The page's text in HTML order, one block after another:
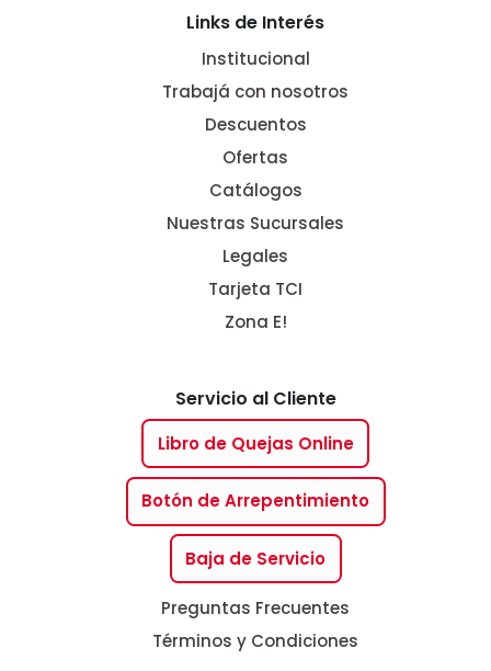
Links de Interés
Institucional
Trabajá con nosotros
Descuentos
Ofertas
Catálogos
Nuestras Sucursales
Legales
Tarjeta TCI
Zona E!
Servicio al Cliente
Libro de Quejas Online
Botón de Arrepentimiento
Baja de Servicio
Preguntas Frecuentes
Términos y Condiciones